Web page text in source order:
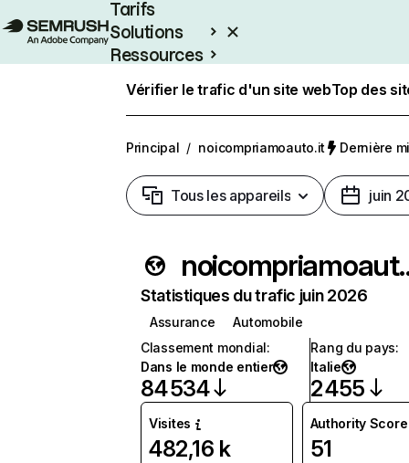
Tarifs
Solutions
Ressources
Vérifier le trafic d'un site webTop des
Principal / noicompriamoauto.it Dernière
Tous les appareils juin
Statistiques du trafic juin 2026
Assurance
Automobile
Classement mondial:
Dans le monde entier
84 534
Rang du pays:
Italie
2 455
Visites
482,16 k
Authority Score
51